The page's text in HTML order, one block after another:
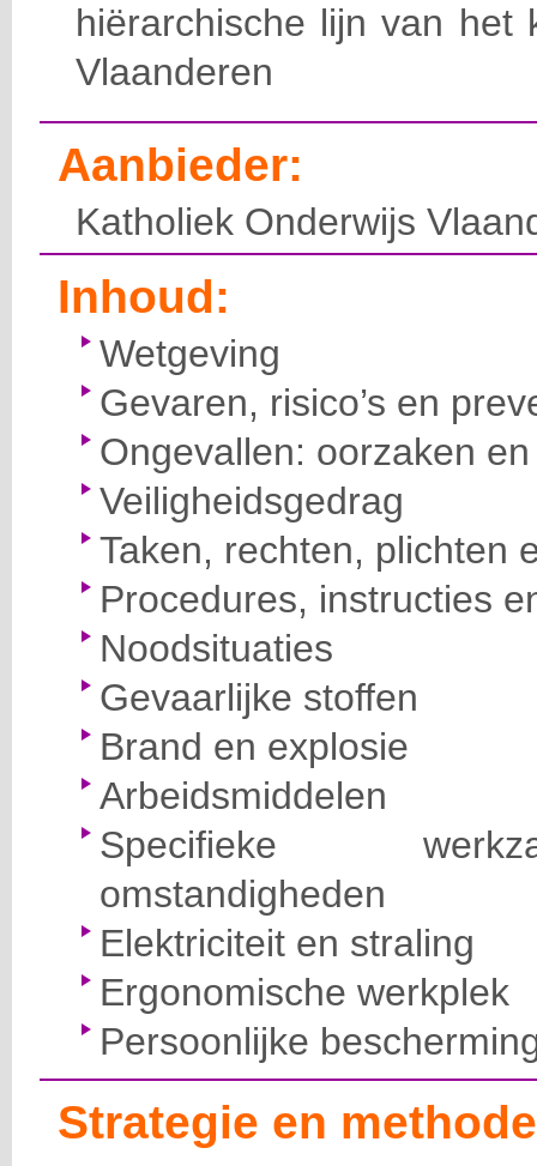
hiërarchische lijn van het
Vlaanderen
Aanbieder:
Katholiek Onderwijs
Inhoud:
Wetgeving
Gevaren, risico’s en
Ongevallen: oorzaken
Veiligheidsgedrag
Taken, rechten, plichten
Procedures, instructies
Noodsituaties
Gevaarlijke stoffen
Brand en explosie
Arbeidsmiddelen
Specifieke
omstandigheden
Elektriciteit en straling
Ergonomische werkplek
Persoonlijke
Strategie en